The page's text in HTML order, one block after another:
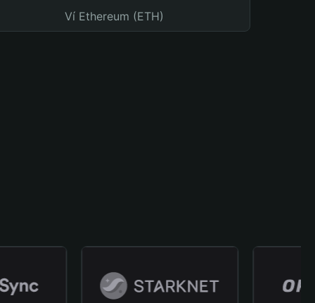
Ví Ethereum (ETH)